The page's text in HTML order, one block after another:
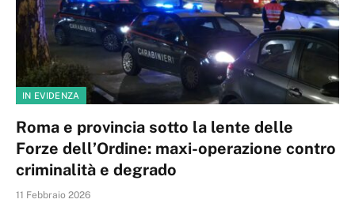
IN EVIDENZA
Roma e provincia sotto la lente delle
Forze dell’Ordine: maxi-operazione contro
criminalità e degrado
11 Febbraio 2026